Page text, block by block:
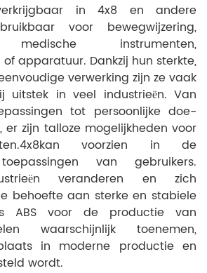
in 4x8 en andere
voor bewegwijzering,
medische instrumenten,
apparatuur. Dankzij hun sterkte,
verwerking zijn ze vaak
uitstek in veel industrieën. Van
tot persoonlijke doe-
er zijn talloze mogelijkheden voor
4x8kan voorzien in de
van gebruikers.
veranderen en zich
behoefte aan sterke en stabiele
ABS voor de productie van
waarschijnlijk toenemen,
in moderne productie en
wordt.